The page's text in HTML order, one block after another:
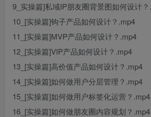
9_实操篇]私域IP朋友圈背景图如何设计
10_[实操篇]钩子产品如何设计？.mp4
11_[实操篇]MVP产品如何设计？.mp4
12_[实操篇]VIP产品如何设计？.mp4
13_[实操篇]高价值产品如何设计？.mp4
14_[实操篇]如何做用户分层管理？.mp4
15_[实操篇]如何做用户标签化运营？.mp4
16_[实操篇]如何做朋友圈内容规划？.mp4